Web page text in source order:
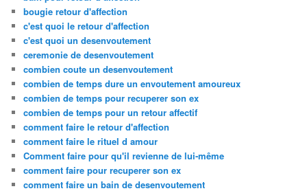
bougie retour d'affection
c'est quoi le retour d'affection
c'est quoi un desenvoutement
ceremonie de desenvoutement
combien coute un desenvoutement
combien de temps dure un envoutement amoureux
combien de temps pour recuperer son ex
combien de temps pour un retour affectif
comment faire le retour d'affection
comment faire le rituel d amour
Comment faire pour qu'il revienne de lui-même
comment faire pour recuperer son ex
comment faire un bain de desenvoutement